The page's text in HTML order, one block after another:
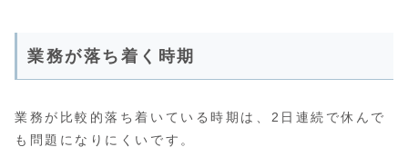
業務が落ち着く時期
業務が比較的落ち着いている時期は、2日連続で休んで
も問題になりにくいです。